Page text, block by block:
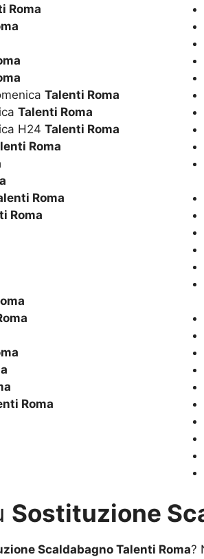
Roma
Talenti Roma
Talenti Roma
H24 Talenti Roma
Roma
Roma
Roma
Roma
Sostituzione
Scaldabagno Talenti Roma?